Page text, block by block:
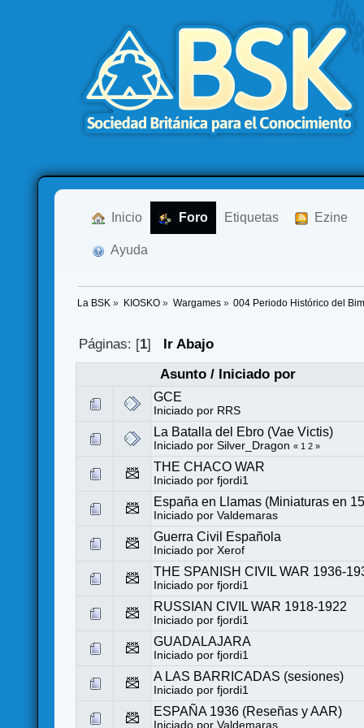
Inicio Foro Etiquetas Ezine
Ayuda
La BSK » KIOSKO» Wargames» 004 Periodo Histórico del
Páginas: [1]
Ir Abajo
Asunto/ Iniciado por
GCE
Iniciado por RRS
La Batalla del Ebro (Vae Victis)
Iniciado porSilver_Dragon « 1 2 »
THE CHACO WAR
Iniciado porfjordi1
España en Llamas (Miniaturas en
Iniciado porValdemaras
Guerra Civil Española
Iniciado porXerof
THE SPANISH CIVIL WAR 1936-
Iniciado porfjordi1
RUSSIAN CIVIL WAR 1918-1922
Iniciado porfjordi1
GUADALAJARA
Iniciado porfjordi1
A LAS BARRICADAS (sesiones)
Iniciado porfjordi1
ESPAÑA 1936 (Reseñas y AAR)
Iniciado porValdemaras